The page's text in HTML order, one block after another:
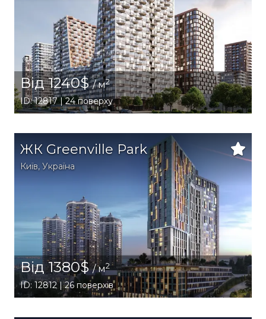
Від 1240$/ м2
ID: 12817 | 24 поверху
ЖК Greenville Park
Київ, Україна
Від 1380$/ м2
ID: 12812 | 26 поверхів